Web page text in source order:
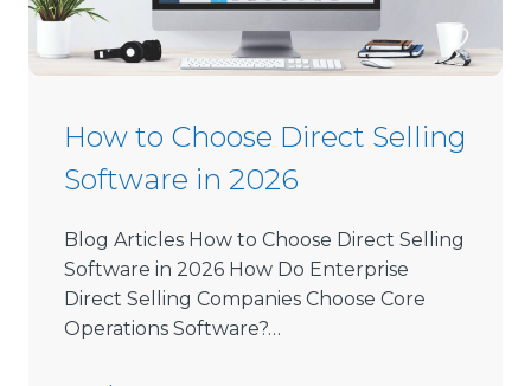
How to Choose Direct Selling
Software in 2026
Blog Articles How to Choose Direct Selling
Software in 2026 How Do Enterprise
Direct Selling Companies Choose Core
Operations Software?…